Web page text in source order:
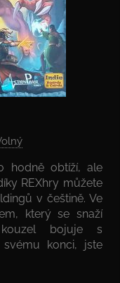
hodně obtíží, ale
REXhry můžete
v češtině. Ve
který se snaží
bojuje s
konci, jste